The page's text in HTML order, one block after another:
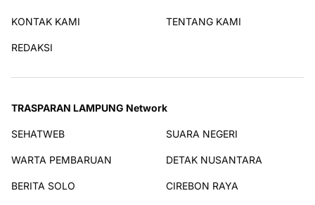
KONTAK KAMI TENTANG KAMI
REDAKSI
TRASPARAN LAMPUNG Network
SEHATWEB SUARA NEGERI
WARTA PEMBARUAN DETAK NUSANTARA
BERITA SOLO CIREBON RAYA